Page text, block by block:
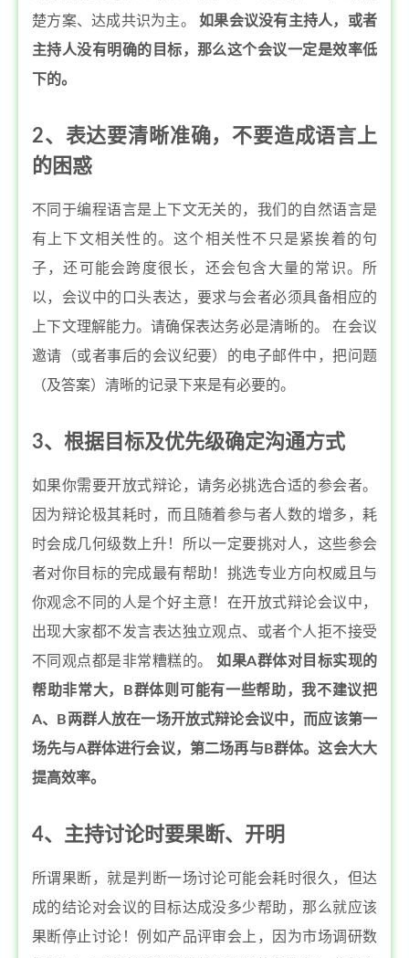
楚方案、达成共识为主。如果会议没有主持人，或者
主持人没有明确的目标，那么这个会议一定是效率低
下的。
2、表达要清晰准确，不要造成语言上
的困惑
不同于编程语言是上下文无关的，我们的自然语言是
有上下文相关性的。这个相关性不只是紧挨着的句
子，还可能会跨度很长，还会包含大量的常识。所
以，会议中的口头表达，要求与会者必须具备相应的
上下文理解能力。请确保表达务必是清晰的。 在会议
邀请（或者事后的会议纪要）的电子邮件中，把问题
（及答案）清晰的记录下来是有必要的。
3、根据目标及优先级确定沟通方式
如果你需要开放式辩论，请务必挑选合适的参会者。
因为辩论极其耗时，而且随着参与者人数的增多，耗
时会成几何级数上升！所以一定要挑对人，这些参会
者对你目标的完成最有帮助！挑选专业方向权威且与
你观念不同的人是个好主意！在开放式辩论会议中，
出现大家都不发言表达独立观点、或者个人拒不接受
不同观点都是非常糟糕的。如果A群体对目标实现的
帮助非常大，B群体则可能有一些帮助，我不建议把
A、B两群人放在一场开放式辩论会议中，而应该第一
场先与A群体进行会议，第二场再与B群体。这会大大
提高效率。
4、主持讨论时要果断、开明
所谓果断，就是判断一场讨论可能会耗时很久，但达
成的结论对会议的目标达成没多少帮助，那么就应该
果断停止讨论！例如产品评审会上，因为市场调研数